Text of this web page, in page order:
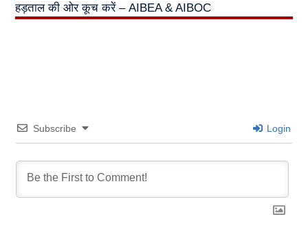
हड़ताल की ओर कूच करें – AIBEA & AIBOC
Subscribe Login